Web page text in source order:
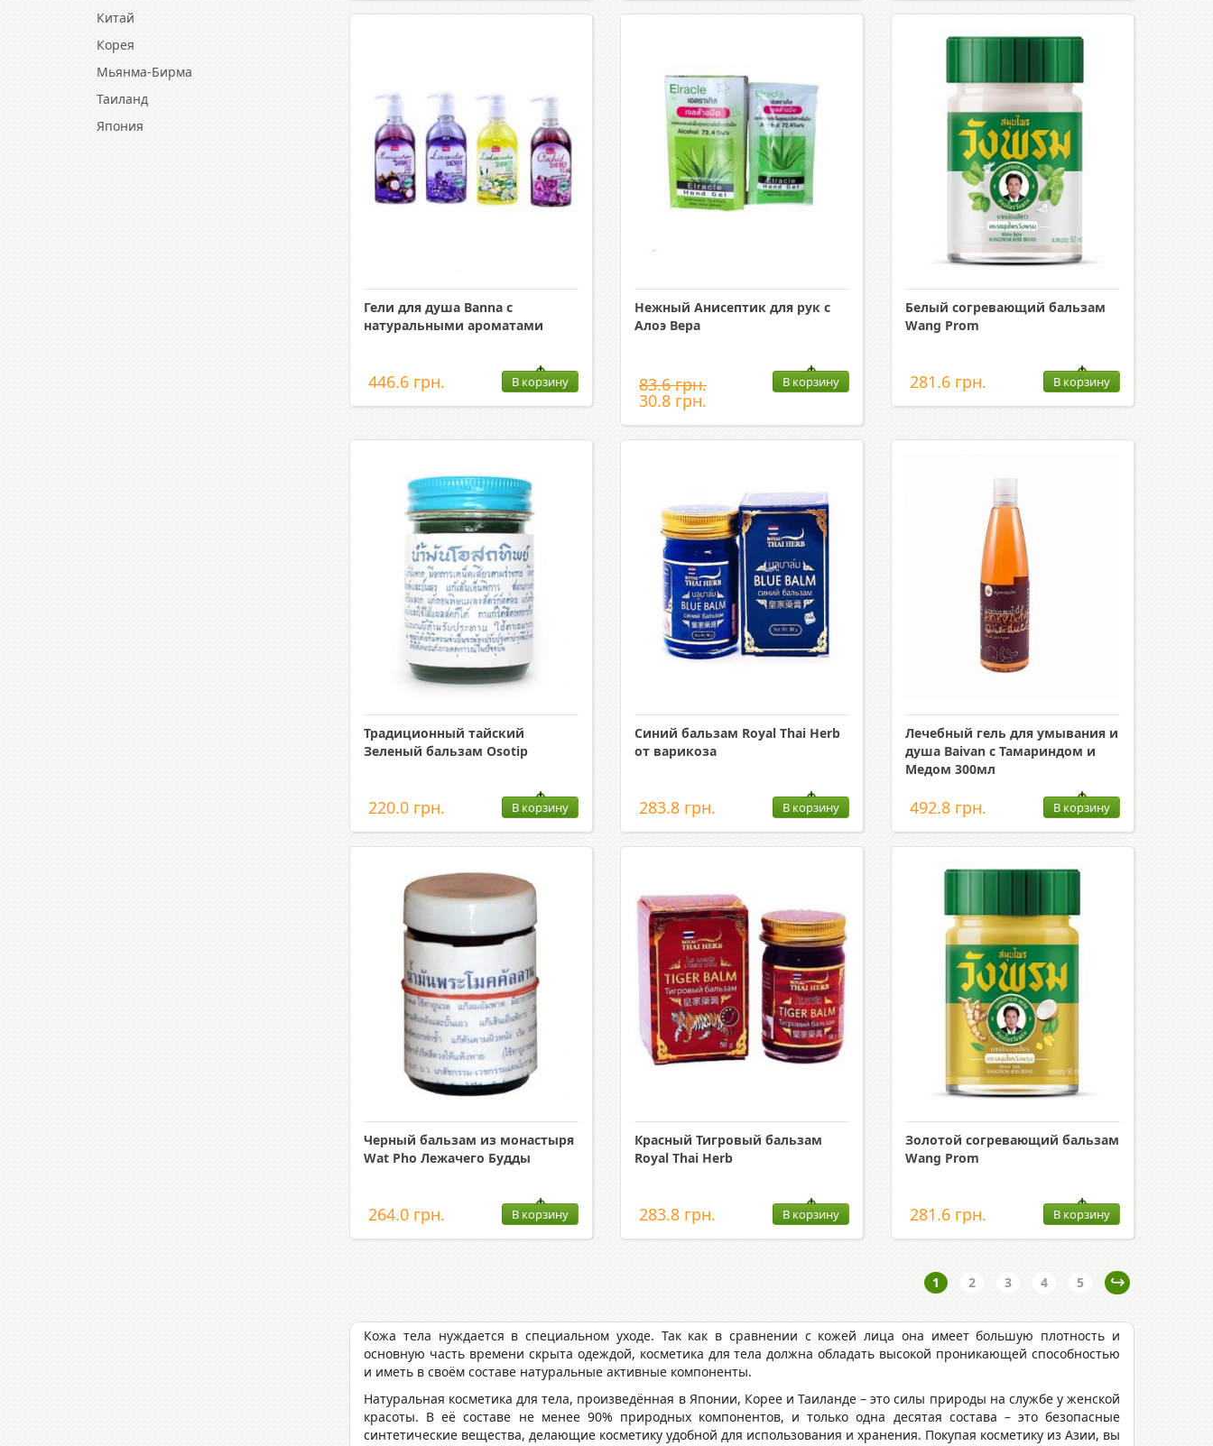
Китай
Корея
Мьянма-Бирма
Таиланд
Япония
Гели для душа Banna с
натуральными ароматами
446.6 грн. В корзину
Нежный Анисептик для рук с
Алоэ Вера
83.6 грн.
30.8 грн.
В корзину
Белый согревающий бальзам
Wang Prom
281.6 грн. В корзину
Традиционный тайский
Зеленый бальзам Osotip
220.0 грн. В корзину
Синий бальзам Royal Thai Herb
от варикоза
283.8 грн. В корзину
Лечебный гель для умывания и
душа Baivan с Тамариндом и
Медом 300мл
492.8 грн. В корзину
Черный бальзам из монастыря
Wat Pho Лежачего Будды
264.0 грн. В корзину
Красный Тигровый бальзам
Royal Thai Herb
283.8 грн. В корзину
Золотой согревающий бальзам
Wang Prom
281.6 грн. В корзину
1 2 3 4 5
Кожа тела нуждается в специальном уходе. Так как в сравнении с кожей лица она имеет большую плотность и
основную часть времени скрыта одеждой, косметика для тела должна обладать высокой проникающей способностью
и иметь в своём составе натуральные активные компоненты.
Натуральная косметика для тела, произведённая в Японии, Корее и Таиланде – это силы природы на службе у женской
красоты. В её составе не менее 90% природных компонентов, и только одна десятая состава – это безопасные
синтетические вещества, делающие косметику удобной для использования и хранения. Покупая косметику из Азии, вы